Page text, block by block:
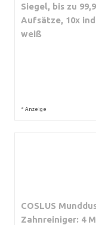
Siegel, bis zu
Aufsätze, 10x
weiß
* Anzeige
COSLUS
Zahnreiniger: 4